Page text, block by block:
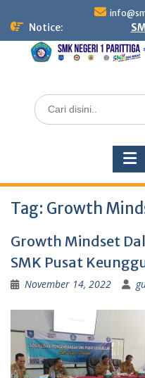
Notice:
Search
for:
Tag: Growth
Growth Mindset
SMK Pusat
November 14, 2022